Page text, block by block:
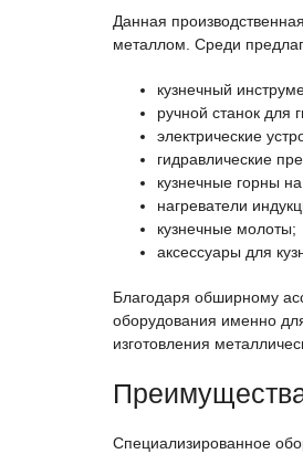
Данная
металлом. Среди
кузнечный
ручной станок для
электрические
гидравлические
кузнечные горны на
нагреватели
кузнечные молоты;
аксессуары для
Благодаря обширному
оборудования именно
изготовления
Специализированное